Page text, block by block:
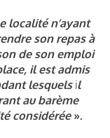
localité n’ayant
son repas à
de son emploi
il est admis
lesquelsil
au barème
considérée».